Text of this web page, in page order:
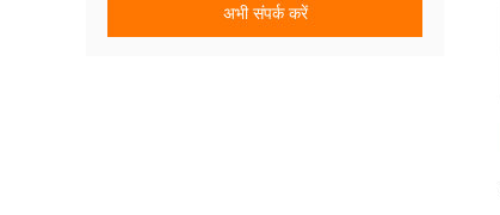
अभी संपर्क करें